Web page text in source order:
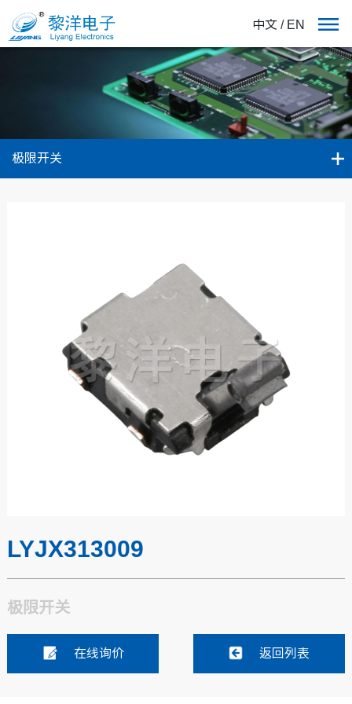
中文 / EN
极限开关
LYJX313009
极限开关
在线询价 返回列表